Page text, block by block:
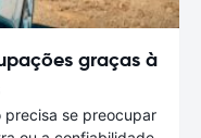
graças à
precisa se preocupar